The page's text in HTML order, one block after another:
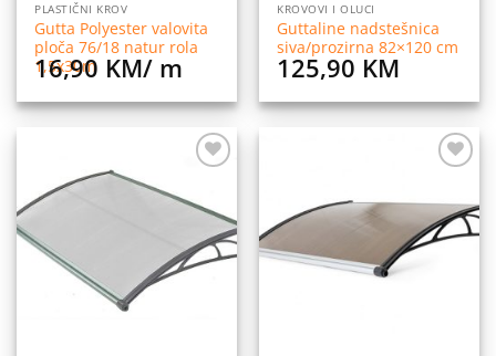
PLASTIČNI KROV
Gutta Polyester valovita
ploča 76/18 natur rola
1,5x30m
16,90 KM/ m
KROVOVI I OLUCI
Guttaline nadstešnica
siva/prozirna 82×120 cm
125,90 KM
listu
želja
listu
želja